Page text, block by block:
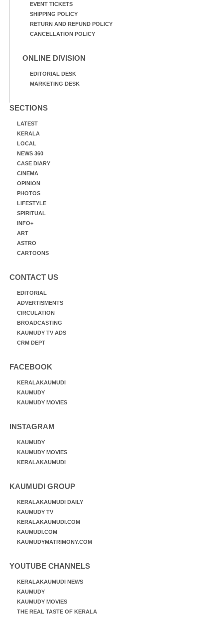
EVENT TICKETS
SHIPPING POLICY
RETURN AND REFUND POLICY
CANCELLATION POLICY
ONLINE DIVISION
EDITORIAL DESK
MARKETING DESK
SECTIONS
LATEST
KERALA
LOCAL
NEWS 360
CASE DIARY
CINEMA
OPINION
PHOTOS
LIFESTYLE
SPIRITUAL
INFO+
ART
ASTRO
CARTOONS
CONTACT US
EDITORIAL
ADVERTISMENTS
CIRCULATION
BROADCASTING
KAUMUDY TV ADS
CRM DEPT
FACEBOOK
KERALAKAUMUDI
KAUMUDY
KAUMUDY MOVIES
INSTAGRAM
KAUMUDY
KAUMUDY MOVIES
KERALAKAUMUDI
KAUMUDI GROUP
KERALAKAUMUDI DAILY
KAUMUDY TV
KERALAKAUMUDI.COM
KAUMUDI.COM
KAUMUDYMATRIMONY.COM
YOUTUBE CHANNELS
KERALAKAUMUDI NEWS
KAUMUDY
KAUMUDY MOVIES
THE REAL TASTE OF KERALA